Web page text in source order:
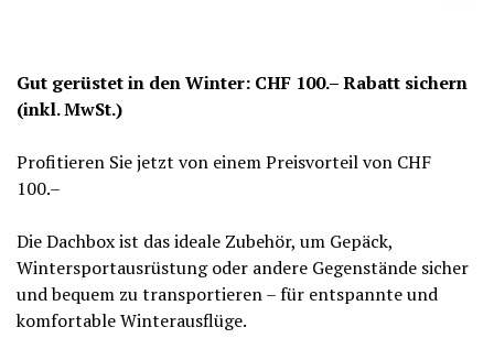
Gut gerüstet in den Winter: CHF 100.– Rabatt sichern
(inkl. MwSt.)
Profitieren Sie jetzt von einem Preisvorteil von CHF
100.–
Die Dachbox ist das ideale Zubehör, um Gepäck,
Wintersportausrüstung oder andere Gegenstände sicher
und bequem zu transportieren – für entspannte und
komfortable Winterausflüge.